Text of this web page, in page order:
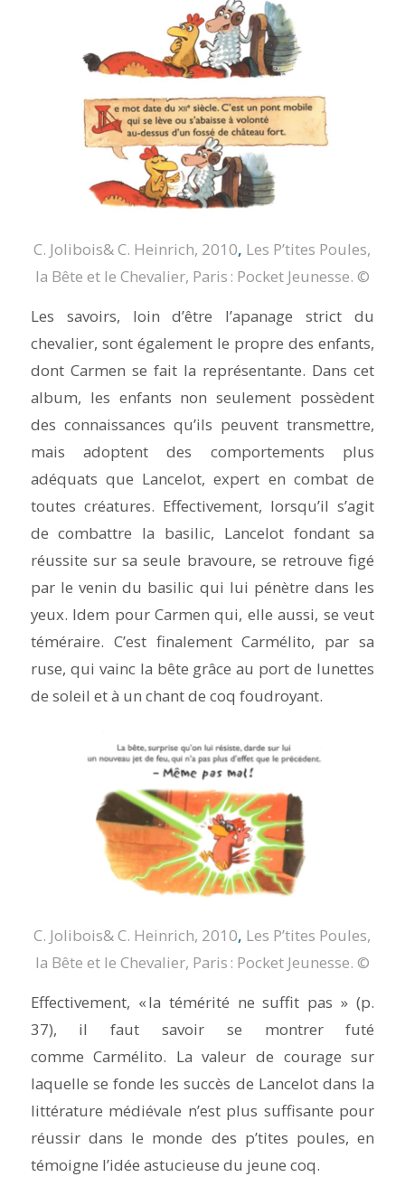
C. Jolibois& C. Heinrich, 2010, Les P’tites Poules,
la Bête et le Chevalier, Paris : Pocket Jeunesse. ©
Les savoirs, loin d’être l’apanage strict du
chevalier, sont également le propre des enfants,
dont Carmen se fait la représentante. Dans cet
album, les enfants non seulement possèdent
des connaissances qu’ils peuvent transmettre,
mais adoptent des comportements plus
adéquats que Lancelot, expert en combat de
toutes créatures. Effectivement, lorsqu’il s’agit
de combattre la basilic, Lancelot fondant sa
réussite sur sa seule bravoure, se retrouve figé
par le venin du basilic qui lui pénètre dans les
yeux. Idem pour Carmen qui, elle aussi, se veut
téméraire. C’est finalement Carmélito, par sa
ruse, qui vainc la bête grâce au port de lunettes
de soleil et à un chant de coq foudroyant.
C. Jolibois& C. Heinrich, 2010, Les P’tites Poules,
la Bête et le Chevalier, Paris : Pocket Jeunesse. ©
Effectivement, « la témérité ne suffit pas » (p.
37), il faut savoir se montrer futé
comme Carmélito. La valeur de courage sur
laquelle se fonde les succès de Lancelot dans la
littérature médiévale n’est plus suffisante pour
réussir dans le monde des p’tites poules, en
témoigne l’idée astucieuse du jeune coq.